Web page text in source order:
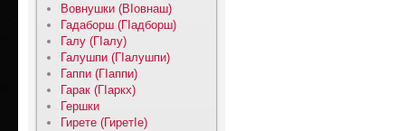
Вовнушки (ВIовнаш)
Гадаборш (ГIадборш)
Галу (ГIалу)
Галушпи (ГIалушпи)
Гаппи (ГIаппи)
Гарак (ГIаркх)
Гершки
Гирете (ГиретIе)